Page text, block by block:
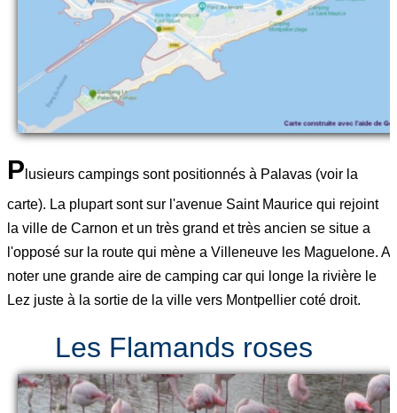
P lusieurs campings sont positionnés à Palavas (voir la
carte). La plupart sont sur l'avenue Saint Maurice qui rejoint
la ville de Carnon et un très grand et très ancien se situe a
l'opposé sur la route qui mène a Villeneuve les Maguelone. A
noter une grande aire de camping car qui longe la rivière le
Lez juste à la sortie de la ville vers Montpellier coté droit.
Les Flamands roses